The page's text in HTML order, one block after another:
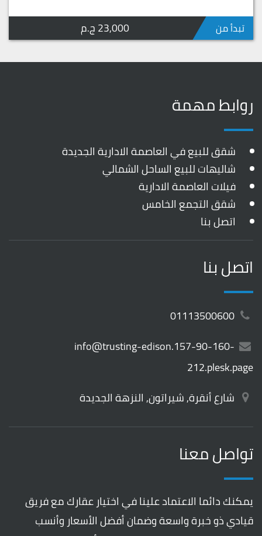
تبدأ من 23,000 ج.م
روابط مهمة
شقق للبيع في العاصمة الادارية الجديدة
شاليهات للبيع الساحل الشمالي
فيلات العاصمة الادارية
شقق التجمع الخامس
اتصل بنا
اتصل بنا
info@trusting-edison.157-90-160-
212.plesk.page
شارع أنقرة, شيراتون, النزهة الجديدة
تواصل معنا
يمكنك دائما الاعتماد علينا في اختيار عقارك مع فريق
قيادي ذو خبرة واسعة وضمان أفضل الأسعار وأنسب